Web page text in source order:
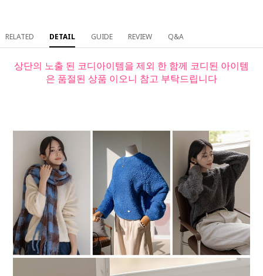
RELATED DETAIL GUIDE REVIEW Q&A
상단의 노출 된 코디아이템을 제외 한 함께 코디된 아이템
은 품절된 상품 이오니 참고 부탁드립니다